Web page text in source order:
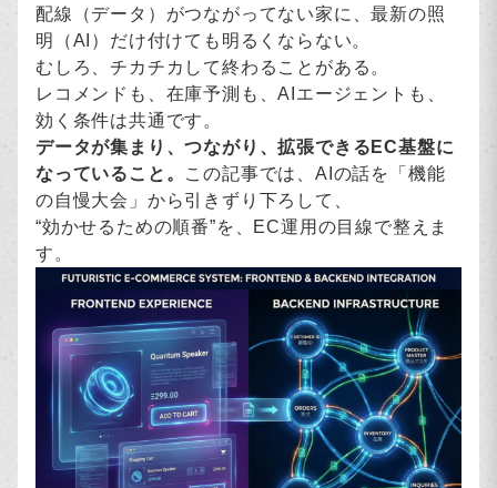
配線（データ）がつながってない家に、最新の照
明（AI）だけ付けても明るくならない。
むしろ、チカチカして終わることがある。
レコメンドも、在庫予測も、AIエージェントも、
効く条件は共通です。
データが集まり、つながり、拡張できるEC基盤に
なっていること。 この記事では、AIの話を「機能
の自慢大会」から引きずり下ろして、
“効かせるための順番”を、EC運用の目線で整えま
す。